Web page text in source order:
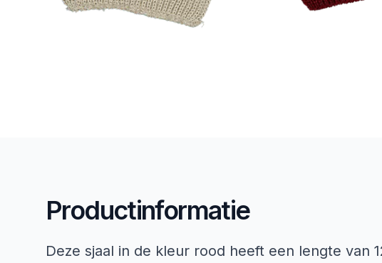
Productinformatie
Deze sjaal in de kleur rood heeft een lengte van